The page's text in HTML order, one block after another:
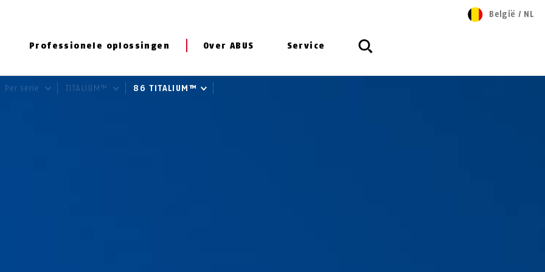
Professionele oplossingen Over ABUS Service
België / NL
Per serie TITALIUM™ 86 TITALIUM™